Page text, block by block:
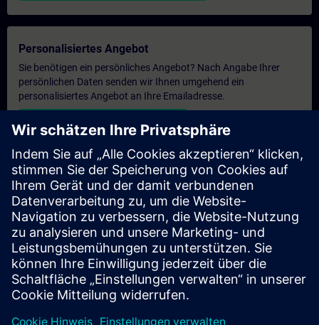
Personalisiertes Angebot
Sie benötigen ein persönliches Angebot? Nach Angabe Ihrer
persönlichen Daten senden wir Ihnen umgehend ein
personalisiertes Angebot an Ihre Emailadresse.
Persönliches Angebot zusenden
Anfrage Exklusivtraining
Haben Sie Bedarf an einem höheren Schulungsangebot und
brauchen ein exklusives Training – entweder vor Ort bei Ihnen,
virtuell oder in einem SITRAIN Trainingscenter? Nachdem Sie
uns Ihre persönlichen Daten und Ihren Trainingsbedarf
übermittelt haben, bekommen Sie von uns ein Angebot für eine
exklusive Schulung.
Exklusives Angebot anfragen